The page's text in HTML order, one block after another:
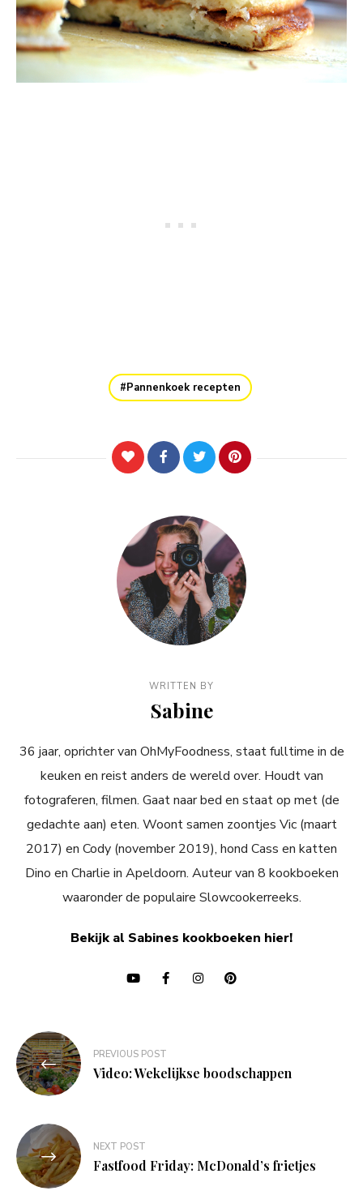
Pannenkoek recepten
WRITTEN BY
Sabine
36 jaar, oprichter van OhMyFoodness, staat fulltime in de
keuken en reist anders de wereld over. Houdt van
fotograferen, filmen. Gaat naar bed en staat op met (de
gedachte aan) eten. Woont samen zoontjes Vic (maart
2017) en Cody (november 2019), hond Cass en katten
Dino en Charlie in Apeldoorn. Auteur van 8 kookboeken
waaronder de populaire Slowcookerreeks.
Bekijk al Sabines kookboeken hier!
Bericht
navigatie
PREVIOUS POST
Video: Wekelijkse boodschappen
NEXT POST
Fastfood Friday: McDonald’s frietjes